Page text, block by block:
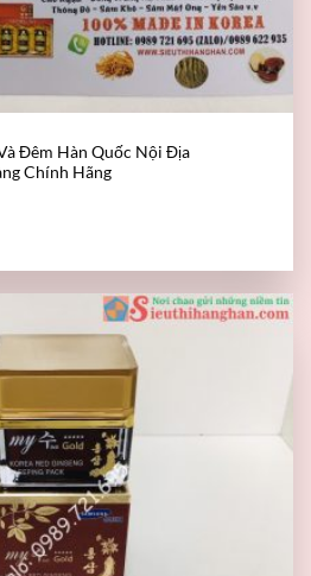
Đêm Hàn Quốc Nội Địa
Chính Hãng